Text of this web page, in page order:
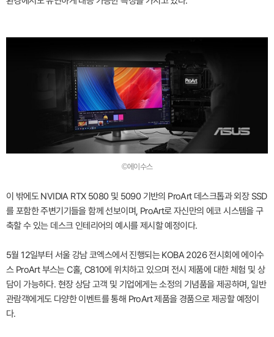
©에이수스
이 밖에도 NVIDIA RTX 5080 및 5090 기반의 ProArt 데스크톱과 외장 SSD
를 포함한 주변기기들을 함께 선보이며, ProArt로 자신만의 에코 시스템을 구
축할 수 있는 데스크 인테리어의 예시를 제시할 예정이다.
5월 12일부터 서울 강남 코엑스에서 진행되는 KOBA 2026 전시회에 에이수
스 ProArt 부스는 C홀, C810에 위치하고 있으며 전시 제품에 대한 체험 및 상
담이 가능하다. 현장 상담 고객 및 기업에게는 소정의 기념품을 제공하며, 일반
관람객에게도 다양한 이벤트를 통해 ProArt 제품을 경품으로 제공할 예정이
다.